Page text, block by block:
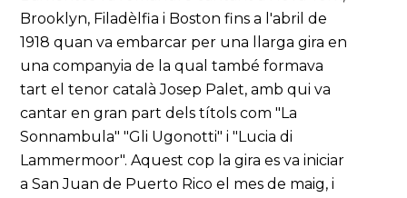
Brooklyn, Filadèlfia i Boston fins a l'abril de
1918 quan va embarcar per una llarga gira en
una companyia de la qual també formava
tart el tenor català Josep Palet, amb qui va
cantar en gran part dels títols com "La
Sonnambula" "Gli Ugonotti" i "Lucia di
Lammermoor". Aquest cop la gira es va iniciar
a San Juan de Puerto Rico el mes de maig, i